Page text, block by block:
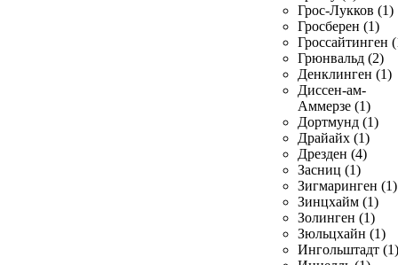
Грос-Лукков (1)
Гросберен (1)
Гроссайтинген
Грюнвальд (2)
Денклинген (1)
Диссен-ам-
Аммерзе (1)
Дортмунд (1)
Драйайх (1)
Дрезден (4)
Засниц (1)
Зигмаринген (1)
Зинцхайм (1)
Золинген (1)
Зюльцхайн (1)
Ингольштадт (1)